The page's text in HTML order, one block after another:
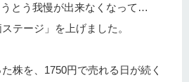
とう我慢が出来なくなって…
テージ」を上げました。
株を、1750円で売れる日が続く